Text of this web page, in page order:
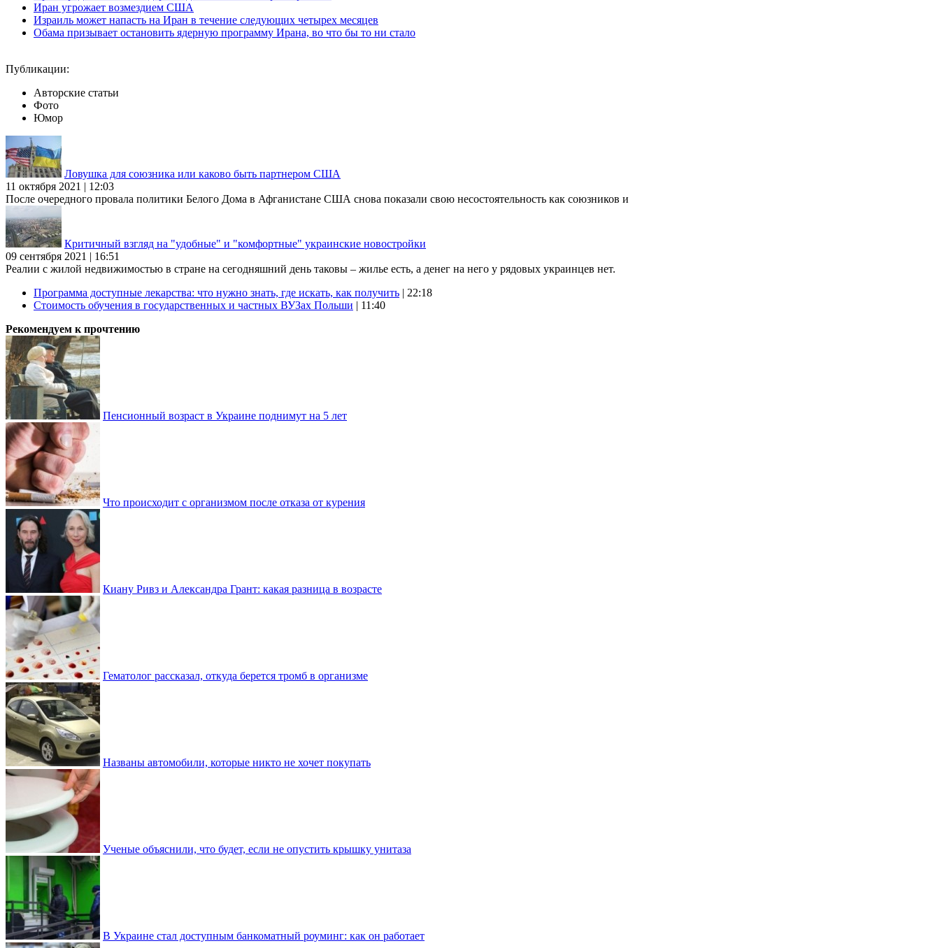
Иран угрожает возмездием США
Израиль может напасть на Иран в течение следующих четырех месяцев
Обама призывает остановить ядерную программу Ирана, во что бы то ни стало
Публикации:
Авторские статьи
Фото
Юмор
Ловушка для союзника или каково быть партнером США
11 октября 2021 | 12:03
После очередного провала политики Белого Дома в Афганистане США снова показали свою несостоятельность как союзников и
Критичный взгляд на "удобные" и "комфортные" украинские новостройки
09 сентября 2021 | 16:51
Реалии с жилой недвижимостью в стране на сегодняшний день таковы – жилье есть, а денег на него у рядовых украинцев нет.
Программа доступные лекарства: что нужно знать, где искать, как получить | 22:18
Стоимость обучения в государственных и частных ВУЗах Польши | 11:40
Рекомендуем к прочтению
Пенсионный возраст в Украине поднимут на 5 лет
Что происходит с организмом после отказа от курения
Киану Ривз и Александра Грант: какая разница в возрасте
Гематолог рассказал, откуда берется тромб в организме
Названы автомобили, которые никто не хочет покупать
Ученые объяснили, что будет, если не опустить крышку унитаза
В Украине стал доступным банкоматный роуминг: как он работает